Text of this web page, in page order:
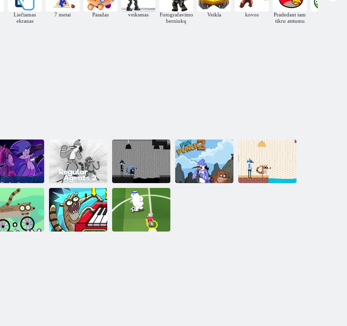
Liečiamas
ekranas
7 metai Pasažas veiksmas
Fotografavimo
berniukų
Veikla kovos
Pradedant tam
tikru atstumu
Mokymo
Penktadienio
vakaras
Funkinas su
„Twilight
Sparkle“ ir
„MordeCai“
Nuolatiniai
atstovai 2
Nuolatiniai
atstovai